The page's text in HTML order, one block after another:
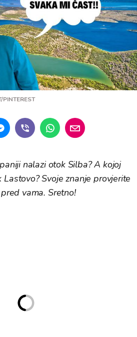
PINTEREST
nalazi otok Silba? A kojoj
Svoje znanje provjerite
vama. Sretno!